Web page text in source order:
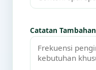
Catatan Tambahan